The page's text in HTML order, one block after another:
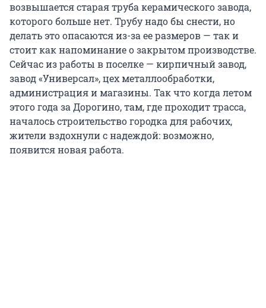
возвышается старая труба керамического завода,
которого больше нет. Трубу надо бы снести, но
делать это опасаются из-за ее размеров — так и
стоит как напоминание о закрытом производстве.
Сейчас из работы в поселке — кирпичный завод,
завод «Универсал», цех металлообработки,
администрация и магазины. Так что когда летом
этого года за Дорогино, там, где проходит трасса,
началось строительство городка для рабочих,
жители вздохнули с надеждой: возможно,
появится новая работа.